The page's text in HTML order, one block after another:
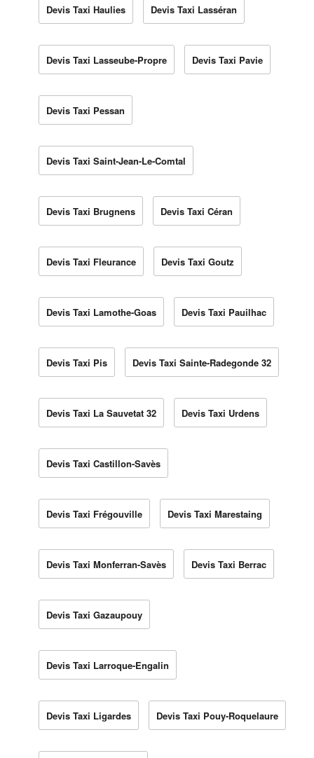
Devis Taxi Haulies Devis Taxi Lasséran
Devis Taxi Lasseube-Propre Devis Taxi Pavie
Devis Taxi Pessan
Devis Taxi Saint-Jean-Le-Comtal
Devis Taxi Brugnens Devis Taxi Céran
Devis Taxi Fleurance Devis Taxi Goutz
Devis Taxi Lamothe-Goas Devis Taxi Pauilhac
Devis Taxi Pis Devis Taxi Sainte-Radegonde 32
Devis Taxi La Sauvetat 32 Devis Taxi Urdens
Devis Taxi Castillon-Savès
Devis Taxi Frégouville Devis Taxi Marestaing
Devis Taxi Monferran-Savès Devis Taxi Berrac
Devis Taxi Gazaupouy
Devis Taxi Larroque-Engalin
Devis Taxi Ligardes Devis Taxi Pouy-Roquelaure